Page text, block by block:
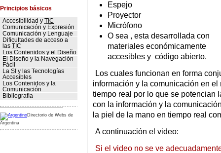
Principios básicos
Accesibilidad y TIC
Comunicación y Expresión
Comunicación y Lenguaje
Dificultades de acceso a
las TIC
Los Contenidos y el Diseño
El Diseño y la Navegación
Fácil
La SI y las Tecnologías
Accesibles
Los Contenidos y la
Comunicación
Bibliografía
Directorio de Webs de
Argentina
Espejo
Proyector
Micrófono
O sea , esta desarrollada con
materiales económicamente
accesibles y código abierto.
Los cuales funcionan en forma
información y la comunicación en
tiempo real por lo que se potencian
con la información y la
la piel de la mano en tiempo real
A continuación el video:
Si el video no se ve